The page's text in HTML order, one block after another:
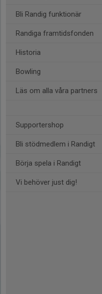
Bli Randig funktionär
Randiga framtidsfonden
Historia
Bowling
Läs om alla våra partners
Supportershop
Bli stödmedlem i Randigt
Börja spela i Randigt
Vi behöver just dig!